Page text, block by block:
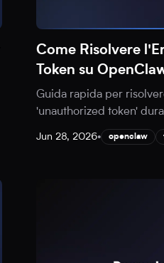
Come Risolvere
Token su
Guida rapida per
'unauthorized token'
Jun 28, 2026• openclaw